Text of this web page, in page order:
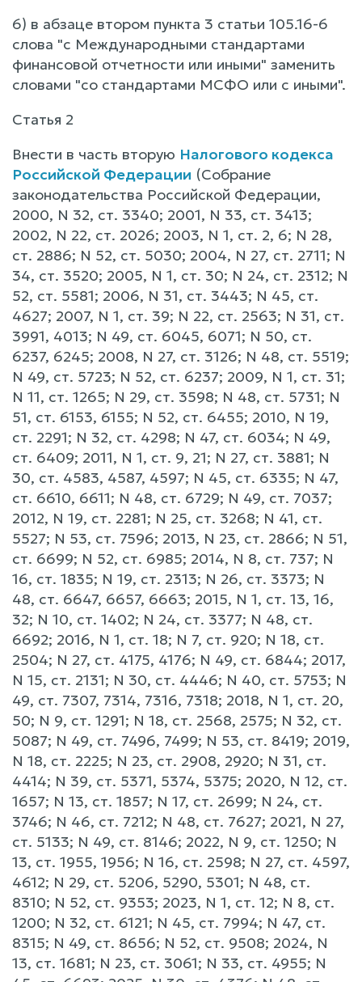
6) в абзаце втором пункта 3 статьи 105.16-6
слова "с Международными стандартами
финансовой отчетности или иными" заменить
словами "со стандартами МСФО или с иными".
Статья 2
Внести в часть вторую Налогового кодекса
Российской Федерации (Собрание
законодательства Российской Федерации,
2000, N 32, ст. 3340; 2001, N 33, ст. 3413;
2002, N 22, ст. 2026; 2003, N 1, ст. 2, 6; N 28,
ст. 2886; N 52, ст. 5030; 2004, N 27, ст. 2711; N
34, ст. 3520; 2005, N 1, ст. 30; N 24, ст. 2312; N
52, ст. 5581; 2006, N 31, ст. 3443; N 45, ст.
4627; 2007, N 1, ст. 39; N 22, ст. 2563; N 31, ст.
3991, 4013; N 49, ст. 6045, 6071; N 50, ст.
6237, 6245; 2008, N 27, ст. 3126; N 48, ст. 5519;
N 49, ст. 5723; N 52, ст. 6237; 2009, N 1, ст. 31;
N 11, ст. 1265; N 29, ст. 3598; N 48, ст. 5731; N
51, ст. 6153, 6155; N 52, ст. 6455; 2010, N 19,
ст. 2291; N 32, ст. 4298; N 47, ст. 6034; N 49,
ст. 6409; 2011, N 1, ст. 9, 21; N 27, ст. 3881; N
30, ст. 4583, 4587, 4597; N 45, ст. 6335; N 47,
ст. 6610, 6611; N 48, ст. 6729; N 49, ст. 7037;
2012, N 19, ст. 2281; N 25, ст. 3268; N 41, ст.
5527; N 53, ст. 7596; 2013, N 23, ст. 2866; N 51,
ст. 6699; N 52, ст. 6985; 2014, N 8, ст. 737; N
16, ст. 1835; N 19, ст. 2313; N 26, ст. 3373; N
48, ст. 6647, 6657, 6663; 2015, N 1, ст. 13, 16,
32; N 10, ст. 1402; N 24, ст. 3377; N 48, ст.
6692; 2016, N 1, ст. 18; N 7, ст. 920; N 18, ст.
2504; N 27, ст. 4175, 4176; N 49, ст. 6844; 2017,
N 15, ст. 2131; N 30, ст. 4446; N 40, ст. 5753; N
49, ст. 7307, 7314, 7316, 7318; 2018, N 1, ст. 20,
50; N 9, ст. 1291; N 18, ст. 2568, 2575; N 32, ст.
5087; N 49, ст. 7496, 7499; N 53, ст. 8419; 2019,
N 18, ст. 2225; N 23, ст. 2908, 2920; N 31, ст.
4414; N 39, ст. 5371, 5374, 5375; 2020, N 12, ст.
1657; N 13, ст. 1857; N 17, ст. 2699; N 24, ст.
3746; N 46, ст. 7212; N 48, ст. 7627; 2021, N 27,
ст. 5133; N 49, ст. 8146; 2022, N 9, ст. 1250; N
13, ст. 1955, 1956; N 16, ст. 2598; N 27, ст. 4597,
4612; N 29, ст. 5206, 5290, 5301; N 48, ст.
8310; N 52, ст. 9353; 2023, N 1, ст. 12; N 8, ст.
1200; N 32, ст. 6121; N 45, ст. 7994; N 47, ст.
8315; N 49, ст. 8656; N 52, ст. 9508; 2024, N
13, ст. 1681; N 23, ст. 3061; N 33, ст. 4955; N